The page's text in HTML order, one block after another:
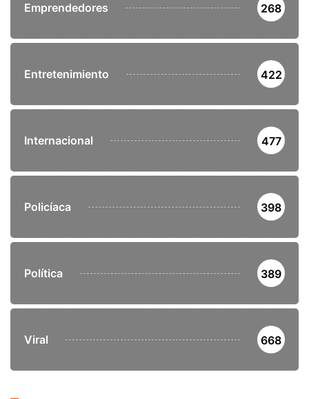
Emprendedores 268
Entretenimiento 422
Internacional 477
Policíaca 398
Política 389
Viral 668